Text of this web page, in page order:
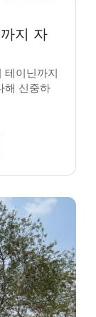
지 자
테이닌까지
해 신중하